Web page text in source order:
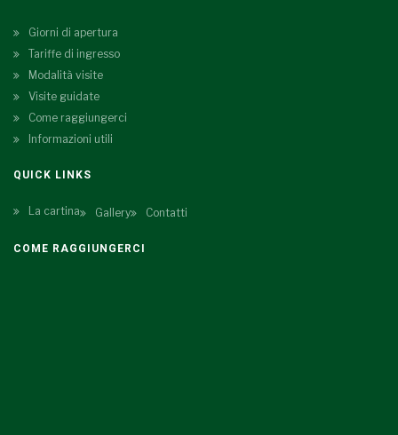
Giorni di apertura
Tariffe di ingresso
Modalità visite
Visite guidate
Come raggiungerci
Informazioni utili
QUICK LINKS
La cartina Gallery Contatti
COME RAGGIUNGERCI